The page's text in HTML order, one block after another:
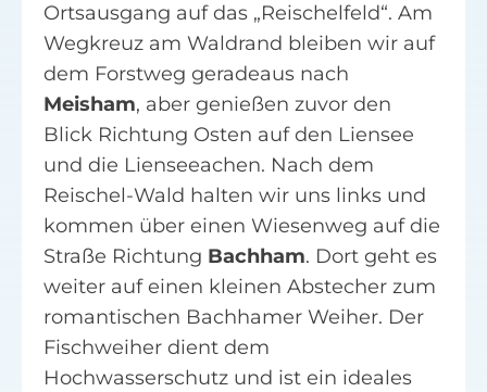
Ortsausgang auf das „Reischelfeld“. Am
Wegkreuz am Waldrand bleiben wir auf
dem Forstweg geradeaus nach
Meisham, aber genießen zuvor den
Blick Richtung Osten auf den Liensee
und die Lienseeachen. Nach dem
Reischel-Wald halten wir uns links und
kommen über einen Wiesenweg auf die
Straße Richtung Bachham. Dort geht es
weiter auf einen kleinen Abstecher zum
romantischen Bachhamer Weiher. Der
Fischweiher dient dem
Hochwasserschutz und ist ein ideales